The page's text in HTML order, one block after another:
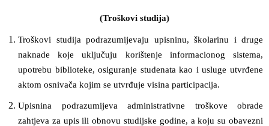
(Troškovi studija)
Troškovi studija podrazumijevaju upisninu, školarinu i druge
naknade koje uključuju korištenje informacionog sistema,
upotrebu biblioteke, osiguranje studenata kao i usluge utvrđene
aktom osnivača kojim se utvrđuje visina participacija.
Upisnina podrazumijeva administrativne troškove obrade
zahtjeva za upis ili obnovu studijske godine, a koju su obavezni